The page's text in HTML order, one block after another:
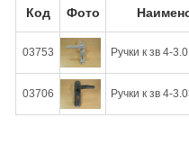
Код Фото
03753 Ручки к зв 4-
03706 Ручки к зв 4-